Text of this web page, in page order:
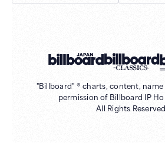
"Billboard" ® charts, content,
permission of Billboard IP
All Rights